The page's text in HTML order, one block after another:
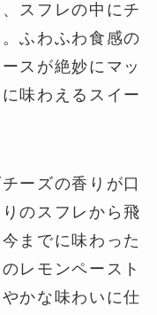
スフレの中にチ
ふわふわ食感の
スが絶妙にマッ
味わえるスイー
ーズの香りが口
のスフレから飛
までに味わった
レモンペースト
かな味わいに仕